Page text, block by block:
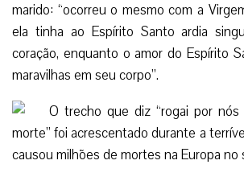
marido: “ocorreu o mesmo com a
ela tinha ao Espírito Santo ardia
coração, enquanto o amor do Espírito
maravilhas em seu corpo”.